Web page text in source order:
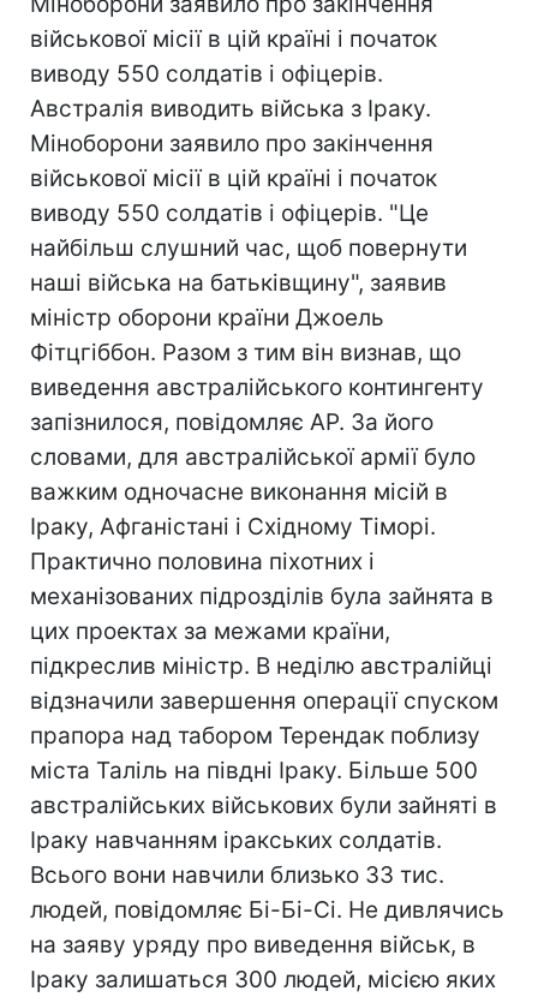
військової місії в цій країні і початок
виводу 550 солдатів і офіцерів.
Австралія виводить війська з Іраку.
Міноборони заявило про закінчення
військової місії в цій країні і початок
виводу 550 солдатів і офіцерів. "Це
найбільш слушний час, щоб повернути
наші війська на батьківщину", заявив
міністр оборони країни Джоель
Фітцгіббон. Разом з тим він визнав, що
виведення австралійського контингенту
запізнилося, повідомляє AP. За його
словами, для австралійської армії було
важким одночасне виконання місій в
Іраку, Афганістані і Східному Тіморі.
Практично половина піхотних і
механізованих підрозділів була зайнята в
цих проектах за межами країни,
підкреслив міністр. В неділю австралійці
відзначили завершення операції спуском
прапора над табором Терендак поблизу
міста Таліль на півдні Іраку. Більше 500
австралійських військових були зайняті в
Іраку навчанням іракських солдатів.
Всього вони навчили близько 33 тис.
людей, повідомляє Бі-Бі-Сі. Не дивлячись
на заяву уряду про виведення військ, в
Іраку залишаться 300 людей, місією яких